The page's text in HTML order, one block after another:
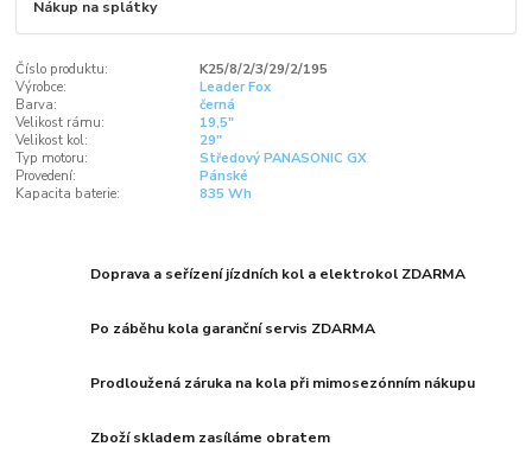
Nákup na splátky
Číslo produktu:
K25/8/2/3/29/2/195
Výrobce:
Leader Fox
Barva:
černá
Velikost rámu:
19,5"
Velikost kol:
29"
Typ motoru:
Středový PANASONIC GX
Provedení:
Pánské
Kapacita baterie:
835 Wh
Doprava a seřízení jízdních kol a elektrokol ZDARMA
Po záběhu kola garanční servis ZDARMA
Prodloužená záruka na kola při mimosezónním nákupu
Zboží skladem zasíláme obratem